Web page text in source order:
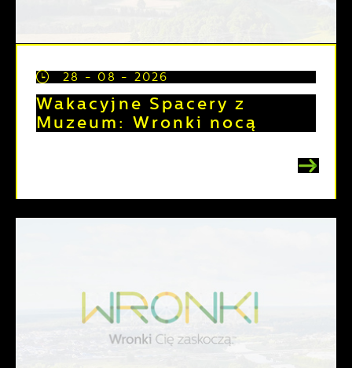
28 - 08 - 2026
Wakacyjne Spacery z
Muzeum: Wronki nocą